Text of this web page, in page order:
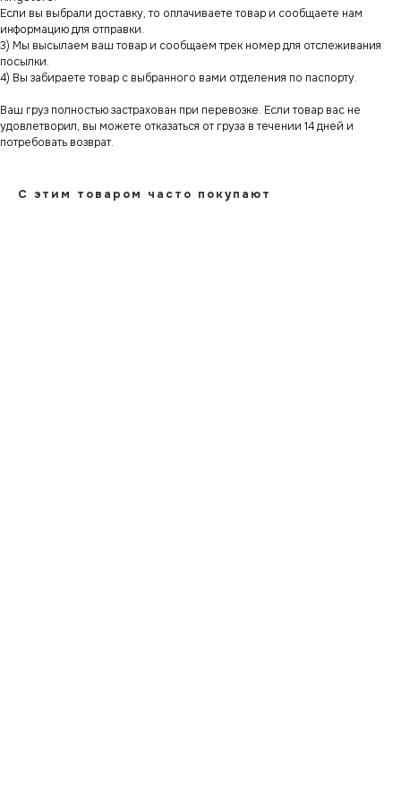
Если вы выбрали доставку, то оплачиваете товар и сообщаете нам
информацию для отправки.
3) Мы высылаем ваш товар и сообщаем трек номер для отслеживания
посылки.
4) Вы забираете товар с выбранного вами отделения по паспорту.
Ваш груз полностью застрахован при перевозке. Если товар вас не
удовлетворил, вы можете отказаться от груза в течении 14 дней и
потребовать возврат.
С этим товаром часто покупают